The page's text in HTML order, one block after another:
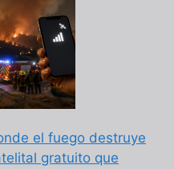
el fuego destruye
gratuito que